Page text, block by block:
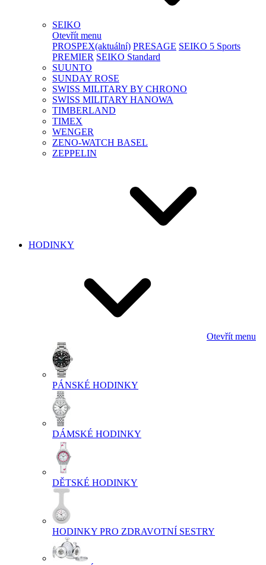
SEIKO
Otevřít menu
PROSPEX(aktuální) PRESAGE SEIKO 5 Sports
PREMIER SEIKO Standard
SUUNTO
SUNDAY ROSE
SWISS MILITARY BY CHRONO
SWISS MILITARY HANOWA
TIMBERLAND
TIMEX
WENGER
ZENO-WATCH BASEL
ZEPPELIN
HODINKY
Otevřít menu
PÁNSKÉ HODINKY
DÁMSKÉ HODINKY
DĚTSKÉ HODINKY
HODINKY PRO ZDRAVOTNÍ SESTRY